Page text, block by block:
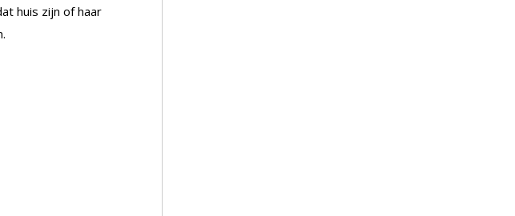
huis zijn of haar